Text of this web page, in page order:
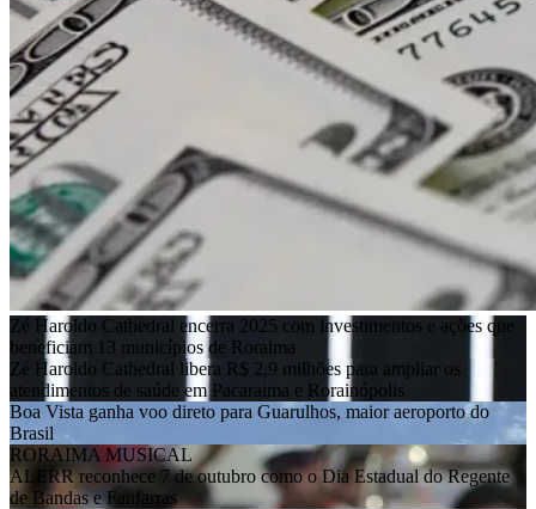
Zé Haroldo Cathedral encerra 2025 com investimentos e ações que
beneficiam 13 municípios de Roraima
Zé Haroldo Cathedral libera R$ 2,9 milhões para ampliar os
atendimentos de saúde em Pacaraima e Rorainópolis
Boa Vista ganha voo direto para Guarulhos, maior aeroporto do
Brasil
RORAIMA MUSICAL
ALERR reconhece 7 de outubro como o Dia Estadual do Regente
de Bandas e Fanfarras